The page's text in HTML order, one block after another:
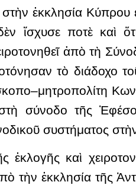
ἐκκλησία Κύπρου
ἴσχυσε ποτὲ καὶ
ἀπὸ τὴ
τὸ διάδοχο
σύνοδο τῆς
συστήματος
ἐκλογῆς καὶ
τὴν ἐκκλησία τῆς